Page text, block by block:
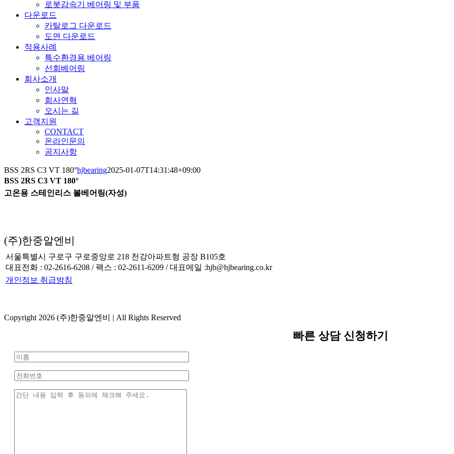
로봇감속기 베어링 및 부품
다운로드
카탈로그 다운로드
도면 다운로드
적용사례
특수환경용 베어링
선회베어링
회사소개
인사말
회사연혁
오시는 길
고객지원
CONTACT
온라인문의
공지사항
BSS 2RS C3 VT 180°hjbearing2025-01-07T14:31:48+09:00
BSS 2RS C3 VT 180°
고온용 스테인리스 볼베어링(자성)
(주)한중알엔비
서울특별시 구로구 구로중앙로 218 천강아파트형 공장 B105호
대표전화 : 02-2616-6208 / 팩스 : 02-2611-6209 / 대표메일 :hjb@hjbearing.co.kr
개인정보 취급방침
Copyright 2026 (주)한중알엔비 | All Rights Reserved
Bar
Area
빠른 상담 신청하기